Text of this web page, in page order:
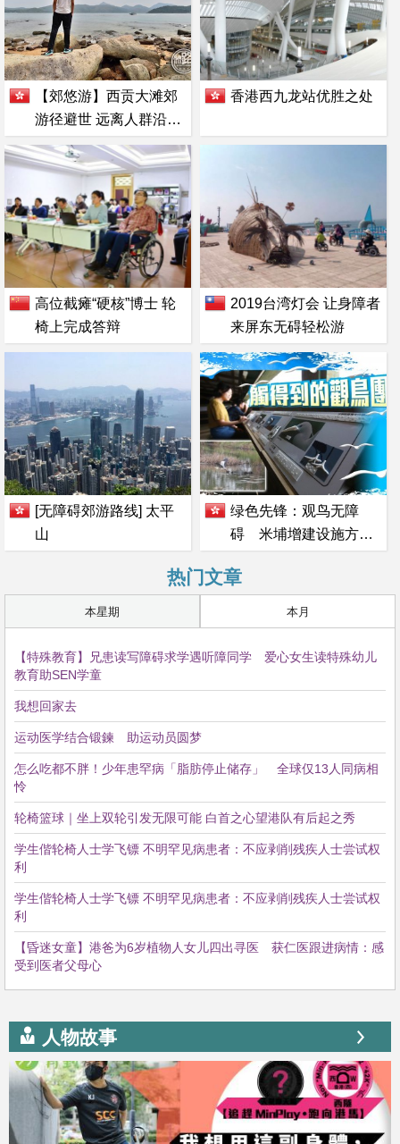
【郊悠游】西贡大滩郊
游径避世 远离人群沿海
而行（附路线）
香港西九龙站优胜之处
高位截瘫“硬核”博士 轮
椅上完成答辩
2019台湾灯会 让身障者
来屏东无碍轻松游
[无障碍郊游路线] 太平
山
绿色先锋：观鸟无障
碍 米埔增建设施方便
热门文章
本星期 本月
【特殊教育】兄患读写障碍求学遇听障同学 爱心女生读特殊幼儿
教育助SEN学童
我想回家去
运动医学结合锻鍊 助运动员圆梦
怎么吃都不胖！少年患罕病「脂肪停止储存」 全球仅13人同病相
怜
轮椅篮球｜坐上双轮引发无限可能 白首之心望港队有后起之秀
学生偕轮椅人士学飞镖 不明罕见病患者：不应剥削残疾人士尝试权
利
学生偕轮椅人士学飞镖 不明罕见病患者：不应剥削残疾人士尝试权
利
【昏迷女童】港爸为6岁植物人女儿四出寻医 获仁医跟进病情：感
受到医者父母心
人物故事